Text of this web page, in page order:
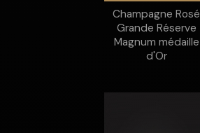
Champagne Rosé
Grande Réserve
Magnum médaille
d'Or